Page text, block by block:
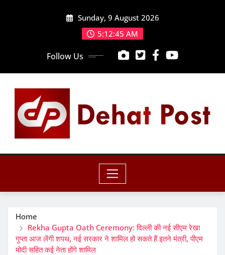
Sunday, 9 August 2026
5:12:46 AM
Follow Us
Home
Rekha Gupta Oath Ceremony: दिल्ली की नई सीएम रेखा
गुप्ता आज लेंगी शपथ, नई सरकार ने शामिल हो सकते हैं इतने मंत्री, पीएम
मोदी सहित कई नेता होंगे शामिल